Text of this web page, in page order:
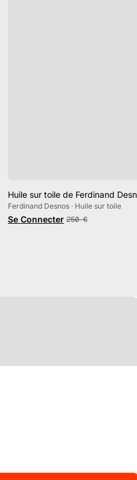
Huile sur toile de Ferdinand
Ferdinand Desnos · Huile sur toile
Se Connecter 250 €